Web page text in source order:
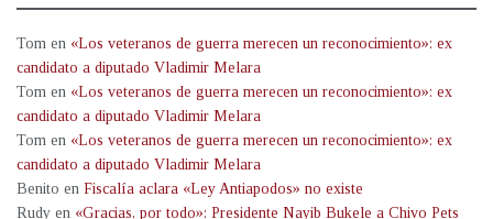
Tom en «Los veteranos de guerra merecen un reconocimiento»: ex
candidato a diputado Vladimir Melara
Tom en «Los veteranos de guerra merecen un reconocimiento»: ex
candidato a diputado Vladimir Melara
Tom en «Los veteranos de guerra merecen un reconocimiento»: ex
candidato a diputado Vladimir Melara
Benito en Fiscalía aclara «Ley Antiapodos» no existe
Rudy en «Gracias, por todo»: Presidente Nayib Bukele a Chivo Pets